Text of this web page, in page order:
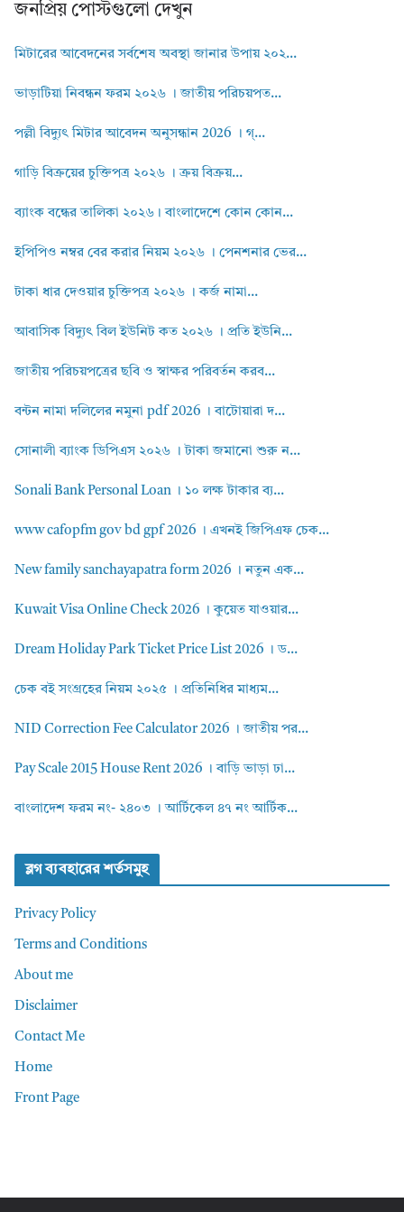
জনপ্রিয় পোস্টগুলো দেখুন
মিটারের আবেদনের সর্বশেষ অবস্থা জানার উপায় ২০২...
ভাড়াটিয়া নিবন্ধন ফরম ২০২৬ । জাতীয় পরিচয়পত...
পল্লী বিদ্যুৎ মিটার আবেদন অনুসন্ধান 2026 । গ্...
গাড়ি বিক্রয়ের চুক্তিপত্র ২০২৬ । ক্রয় বিক্রয়...
ব্যাংক বন্ধের তালিকা ২০২৬। বাংলাদেশে কোন কোন...
ইপিপিও নম্বর বের করার নিয়ম ২০২৬ । পেনশনার ভের...
টাকা ধার দেওয়ার চুক্তিপত্র ২০২৬ । কর্জ নামা...
আবাসিক বিদ্যুৎ বিল ইউনিট কত ২০২৬ । প্রতি ইউনি...
জাতীয় পরিচয়পত্রের ছবি ও স্বাক্ষর পরিবর্তন করব...
বন্টন নামা দলিলের নমুনা pdf 2026 । বাটোয়ারা দ...
সোনালী ব্যাংক ডিপিএস ২০২৬ । টাকা জমানো শুরু ন...
Sonali Bank Personal Loan । ১০ লক্ষ টাকার ব্য...
www cafopfm gov bd gpf 2026 । এখনই জিপিএফ চেক...
New family sanchayapatra form 2026 । নতুন এক...
Kuwait Visa Online Check 2026 । কুয়েত যাওয়ার...
Dream Holiday Park Ticket Price List 2026 । ড...
চেক বই সংগ্রহের নিয়ম ২০২৫ । প্রতিনিধির মাধ্যম...
NID Correction Fee Calculator 2026 । জাতীয় পর...
Pay Scale 2015 House Rent 2026 । বাড়ি ভাড়া ঢা...
বাংলাদেশ ফরম নং- ২৪০৩ । আর্টিকেল ৪৭ নং আর্টিক...
ব্লগ ব্যবহারের শর্তসমুহ
Privacy Policy
Terms and Conditions
About me
Disclaimer
Contact Me
Home
Front Page